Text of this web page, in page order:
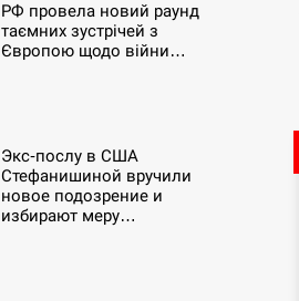
РФ провела новий раунд
таємних зустрічей з
Європою щодо війни…
Экс-послу в США
Стефанишиной вручили
новое подозрение и
избирают меру…